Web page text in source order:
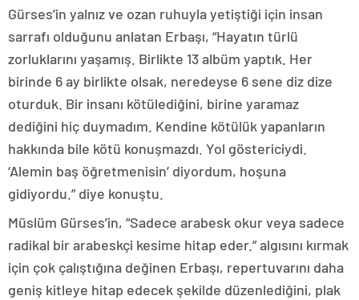
Gürses’in yalnız ve ozan ruhuyla yetiştiği için insan
sarrafı olduğunu anlatan Erbaşı, “Hayatın türlü
zorluklarını yaşamış. Birlikte 13 albüm yaptık. Her
birinde 6 ay birlikte olsak, neredeyse 6 sene diz dize
oturduk. Bir insanı kötülediğini, birine yaramaz
dediğini hiç duymadım. Kendine kötülük yapanların
hakkında bile kötü konuşmazdı. Yol göstericiydi.
‘Alemin baş öğretmenisin’ diyordum, hoşuna
gidiyordu.” diye konuştu.
Müslüm Gürses’in, “Sadece arabesk okur veya sadece
radikal bir arabeskçi kesime hitap eder.” algısını kırmak
için çok çalıştığına değinen Erbaşı, repertuvarını daha
geniş kitleye hitap edecek şekilde düzenlediğini, plak